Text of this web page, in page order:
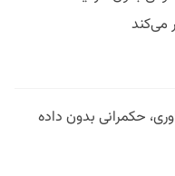
می‌کند
حکمرانی بدون داده